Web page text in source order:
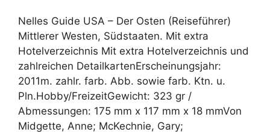
Nelles Guide USA – Der Osten (Reiseführer)
Mittlerer Westen, Südstaaten. Mit extra
Hotelverzeichnis Mit extra Hotelverzeichnis und
zahlreichen DetailkartenErscheinungsjahr:
2011m. zahlr. farb. Abb. sowie farb. Ktn. u.
Pln.Hobby/FreizeitGewicht: 323 gr /
Abmessungen: 175 mm x 117 mm x 18 mmVon
Midgette, Anne; McKechnie, Gary;